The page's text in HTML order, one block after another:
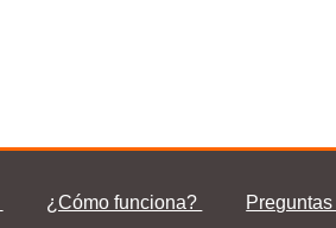
¿Qué es Cl@ve?
¿Cómo funciona?